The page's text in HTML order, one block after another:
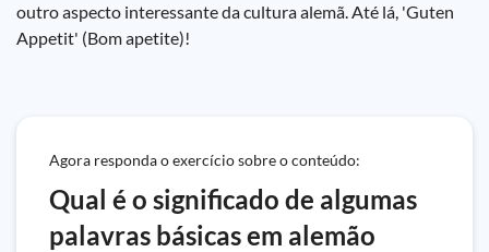
outro aspecto interessante da cultura alemã. Até lá, 'Guten
Appetit' (Bom apetite)!
Agora responda o exercício sobre o conteúdo:
Qual é o significado de algumas
palavras básicas em alemão